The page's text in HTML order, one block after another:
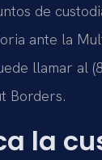
de
ante la
llamar al
Borders.
la